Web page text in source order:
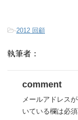
-2012 回顧
執筆者：
comment
メールアドレス
いている欄は必